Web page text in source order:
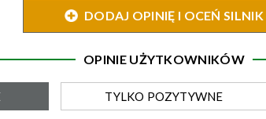
DODAJ OPINIĘ I OCEŃ SILNIK
OPINIE UŻYTKOWNIKÓW
TYLKO POZYTYWNE